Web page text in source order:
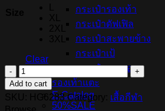
กระเป๋ารองเท้า
กระเป๋าดัฟเฟิล
กระเป๋าสะพายข้าง
กระเป๋าเป้
กระเป๋าคาดเอว
รองเท้าแตะ
E-Catalog
50%SALE
Clear
เสื้อ
กีฬา
Add to cart
HG6283 Category: เสื้อกีฬา